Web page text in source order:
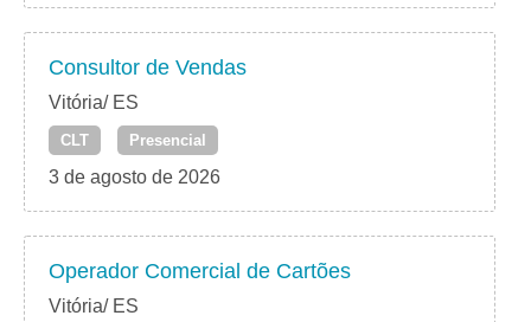
Consultor de Vendas
Vitória/ ES
CLT Presencial
3 de agosto de 2026
Operador Comercial de Cartões
Vitória/ ES